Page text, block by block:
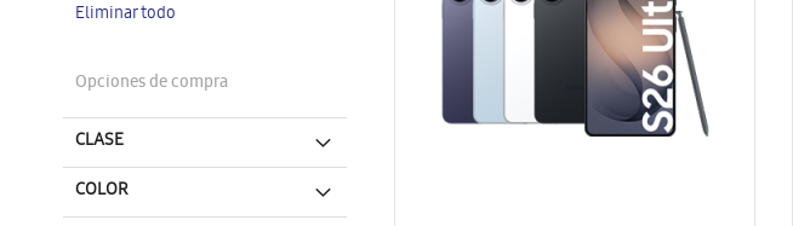
artículo
Eliminar todo
Opciones de compra
CLASE
COLOR